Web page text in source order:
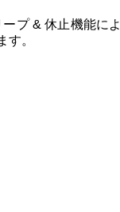
プ & 休止機能によ
す。